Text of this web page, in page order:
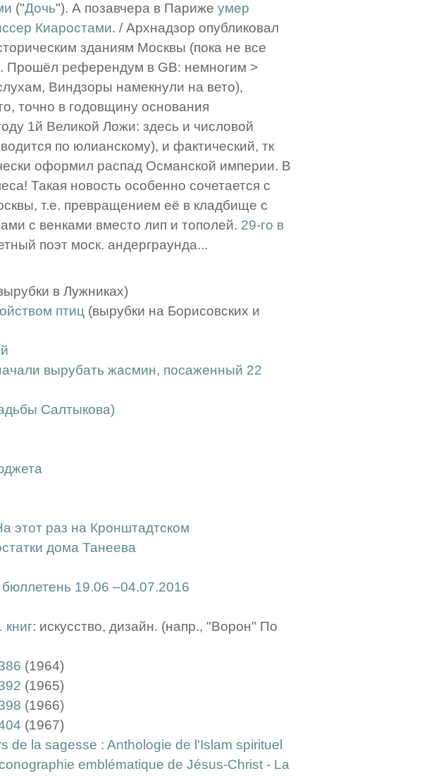
("Дочь"). А позавчера в Париже умер
Киаростами. / Архнадзор опубликовал
зданиям Москвы (пока не все
Прошёл референдум в GB: немногим >
Виндзоры намекнули на вето),
точно в годовщину основания
1й Великой Ложи: здесь и числовой
по юлианскому), и фактический, тк
оформил распад Османской империи. В
Такая новость особенно сочетается с
т.е. превращением её в кладбище с
с венками вместо лип и тополей. 29-го в
поэт моск. андерграунда...
в Лужниках)
птиц (вырубки на Борисовских и
вырубать жасмин, посаженный 22
Салтыкова)
этот раз на Кронштадтском
дома Танеева
19.06 –04.07.2016
: искусство, дизайн. (напр., "Ворон" По
(1964)
(1965)
(1966)
(1967)
de la sagesse : Anthologie de l'Islam spirituel
emblématique de Jésus-Christ - La